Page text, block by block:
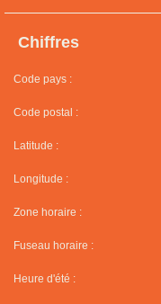
Chiffres
Code pays :
Code postal :
Latitude :
Longitude :
Zone horaire :
Fuseau horaire :
Heure d'été :